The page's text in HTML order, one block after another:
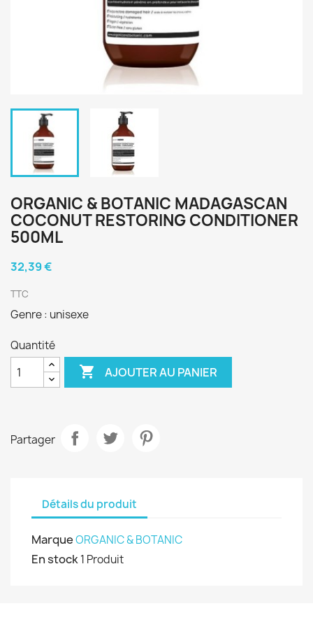
ORGANIC & BOTANIC MADAGASCAN
COCONUT RESTORING CONDITIONER
500ML
32,39 €
TTC
Genre : unisexe
Quantité
 AJOUTER AU PANIER
Partager
Détails du produit
MarqueORGANIC & BOTANIC
En stock1 Produit